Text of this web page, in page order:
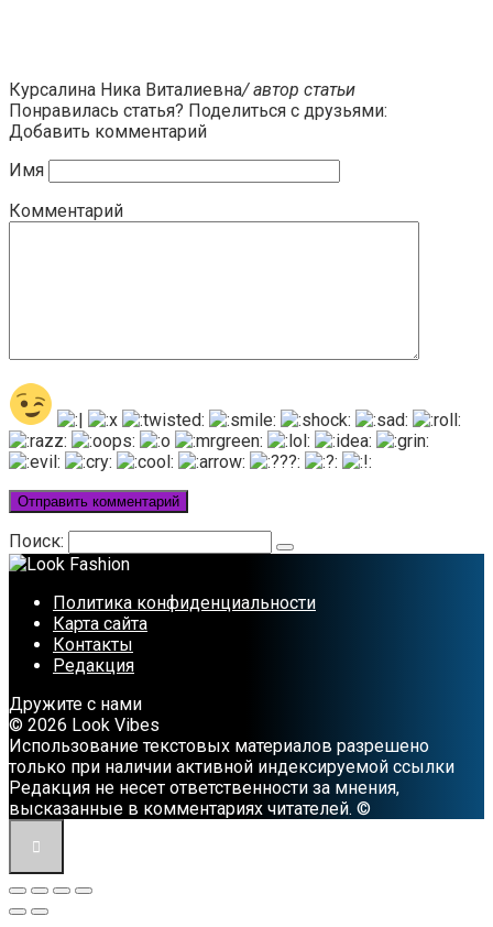
Курсалина Ника Виталиевна/ автор статьи
Понравилась статья? Поделиться с друзьями:
Добавить комментарий
Имя
Комментарий
Поиск:
Политика конфиденциальности
Карта сайта
Контакты
Редакция
Дружите с нами
© 2026 Look Vibes
Использование текстовых материалов разрешено
только при наличии активной индексируемой ссылки
Редакция не несет ответственности за мнения,
высказанные в комментариях читателей. ©